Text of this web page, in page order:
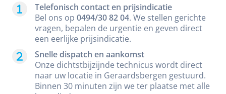
Telefonisch contact en prijsindicatie
Bel ons op 0494/30 82 04. We stellen gerichte
vragen, bepalen de urgentie en geven direct
een eerlijke prijsindicatie.
Snelle dispatch en aankomst
Onze dichtstbijzijnde technicus wordt direct
naar uw locatie in Geraardsbergen gestuurd.
Binnen 30 minuten zijn we ter plaatse met alle